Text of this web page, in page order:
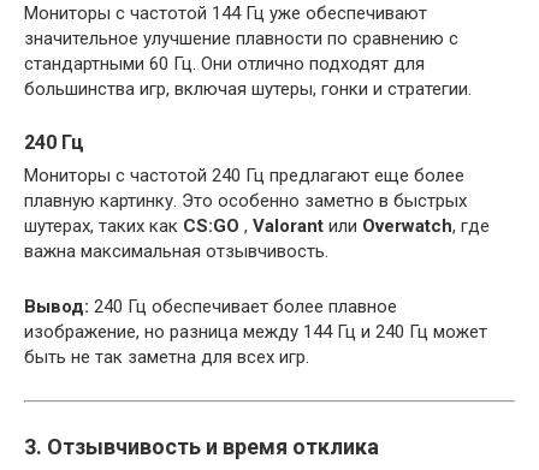
Мониторы с частотой 144 Гц уже обеспечивают
значительное улучшение плавности по сравнению с
стандартными 60 Гц. Они отлично подходят для
большинства игр, включая шутеры, гонки и стратегии.
240 Гц
Мониторы с частотой 240 Гц предлагают еще более
плавную картинку. Это особенно заметно в быстрых
шутерах, таких как CS:GO , Valorant или Overwatch, где
важна максимальная отзывчивость.
Вывод: 240 Гц обеспечивает более плавное
изображение, но разница между 144 Гц и 240 Гц может
быть не так заметна для всех игр.
3. Отзывчивость и время отклика